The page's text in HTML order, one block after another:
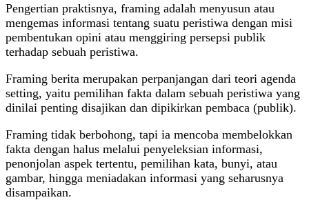
Pengertian praktisnya, framing adalah menyusun atau
mengemas informasi tentang suatu peristiwa dengan misi
pembentukan opini atau menggiring persepsi publik
terhadap sebuah peristiwa.
Framing berita merupakan perpanjangan dari teori agenda
setting, yaitu pemilihan fakta dalam sebuah peristiwa yang
dinilai penting disajikan dan dipikirkan pembaca (publik).
Framing tidak berbohong, tapi ia mencoba membelokkan
fakta dengan halus melalui penyeleksian informasi,
penonjolan aspek tertentu, pemilihan kata, bunyi, atau
gambar, hingga meniadakan informasi yang seharusnya
disampaikan.